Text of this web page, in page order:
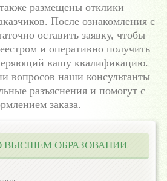
размещены отклики
После ознакомления с
оставить заявку, чтобы
и оперативно получить
вашу квалификацию.
вопросов наши консультанты
разъяснения и помогут с
заказа.
ОБРАЗОВАНИИ